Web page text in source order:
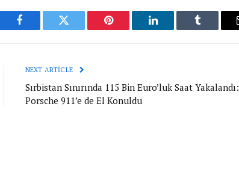
Facebook Twitter Pinterest LinkedIn Tumblr
NEXT ARTICLE
Sırbistan Sınırında 115 Bin Euro’luk Saat Yakalandı:
Porsche 911’e de El Konuldu